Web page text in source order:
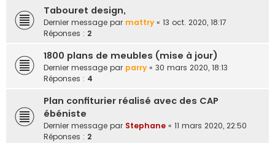
Tabouret design,
Dernier message par mattry « 13 oct. 2020, 18:17
Réponses : 2
1800 plans de meubles (mise à jour)
Dernier message par parry « 30 mars 2020, 18:13
Réponses : 4
Plan confiturier réalisé avec des CAP
ébéniste
Dernier message par Stephane « 11 mars 2020, 22:50
Réponses : 2